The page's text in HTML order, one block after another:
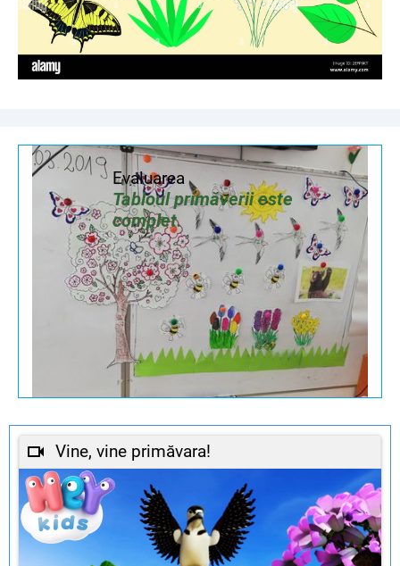
Evaluarea
Tabloul primăverii este
complet.
Vine, vine primăvara!